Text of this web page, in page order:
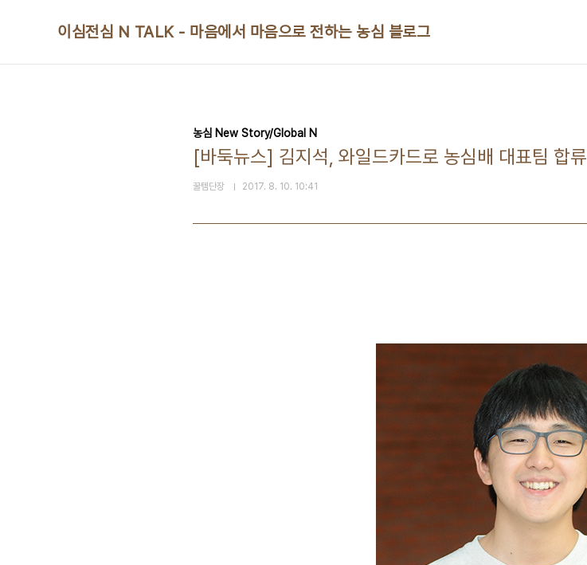
이심전심 N TALK - 마음에서 마음으로 전하는 농심 블로그
농심 New Story/Global N
[바둑뉴스] 김지석, 와일드카드로 농심배 대표팀 합류
꿀템단장 2017. 8. 10. 10:41